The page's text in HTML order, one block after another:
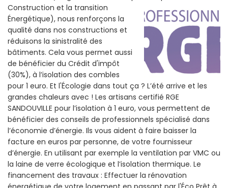
Construction et la transition
Énergétique), nous renforçons la
qualité dans nos constructions et
réduisons la sinistralité des
bâtiments. Cela vous permet aussi
de bénéficier du Crédit d'impôt
(30%), à l’isolation des combles
pour 1 euro. Et l'Écologie dans tout ça ? L’été arrive et les
grandes chaleurs avec ! Les artisans certifié RGE
SANDOUVILLE pour l’isolation à 1 euro, vous permettent de
bénéficier des conseils de professionnels spécialisé dans
l’économie d’énergie. Ils vous aident à faire baisser la
facture en euros par personne, de votre fournisseur
d’énergie. En utilisant par exemple la ventilation par VMC ou
la laine de verre écologique et l’isolation thermique. Le
financement des travaux : Effectuer la rénovation